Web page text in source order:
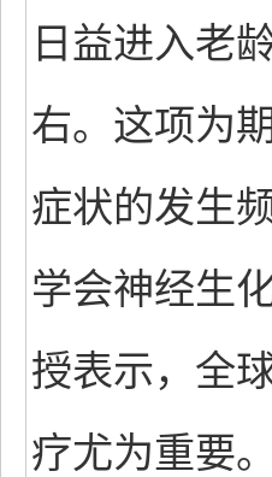
日益进入老
右。这项为
症状的发生
学会神经生
授表示，全
疗尤为重要。